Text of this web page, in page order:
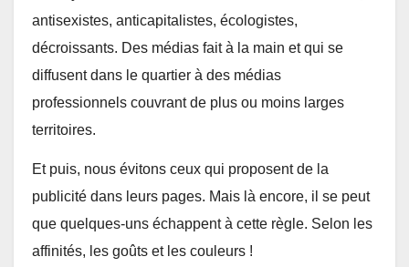
antisexistes, anticapitalistes, écologistes,
décroissants. Des médias fait à la main et qui se
diffusent dans le quartier à des médias
professionnels couvrant de plus ou moins larges
territoires.
Et puis, nous évitons ceux qui proposent de la
publicité dans leurs pages. Mais là encore, il se peut
que quelques-uns échappent à cette règle. Selon les
affinités, les goûts et les couleurs !